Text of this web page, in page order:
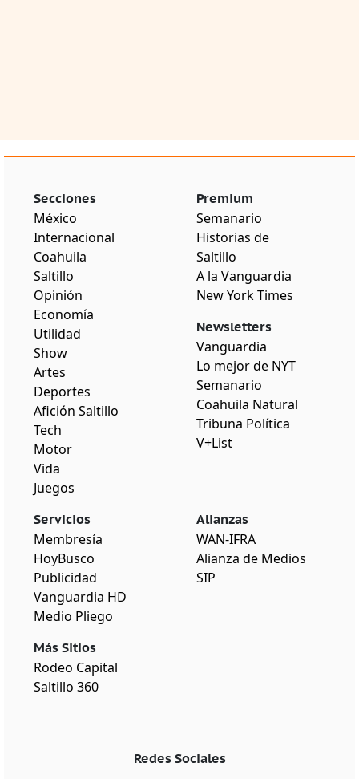
Secciones
México
Internacional
Coahuila
Saltillo
Opinión
Economía
Utilidad
Show
Artes
Deportes
Afición Saltillo
Tech
Motor
Vida
Juegos
Premium
Semanario
Historias de
Saltillo
A la Vanguardia
New York Times
Newsletters
Vanguardia
Lo mejor de NYT
Semanario
Coahuila Natural
Tribuna Política
V+List
Servicios
Membresía
HoyBusco
Publicidad
Vanguardia HD
Medio Pliego
Más Sitios
Rodeo Capital
Saltillo 360
Alianzas
WAN-IFRA
Alianza de Medios
SIP
Redes Sociales